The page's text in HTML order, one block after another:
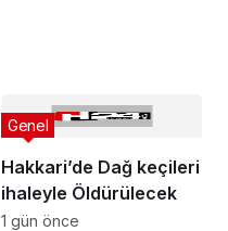
Hakkari’de Dağ keçileri
ihaleyle Öldürülecek
Genel
1 gün önce